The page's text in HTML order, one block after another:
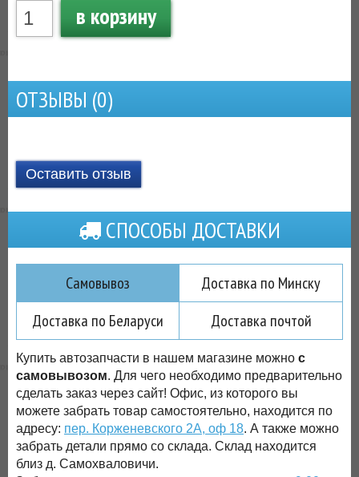
в корзину
ОТЗЫВЫ (0)
Оставить отзыв
СПОСОБЫ ДОСТАВКИ
Самовывоз
Доставка по Минску
Доставка по Беларуси
Доставка почтой
Купить автозапчасти в нашем магазине можно с
самовывозом. Для чего необходимо предварительно
сделать заказ через сайт! Офис, из которого вы
можете забрать товар самостоятельно, находится по
адресу: пер. Корженевского 2А, оф 18. А также можно
забрать детали прямо со склада. Склад находится
близ д. Самохваловичи.